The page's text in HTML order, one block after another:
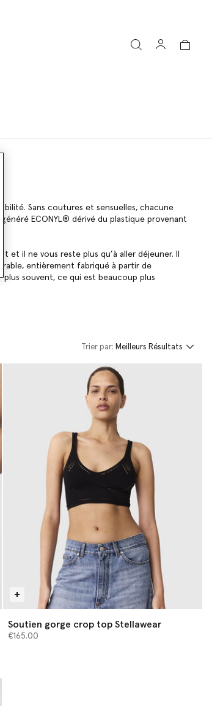
Sans coutures et sensuelles, chacune
ECONYL® dérivé du plastique provenant
et il ne vous reste plus qu’à aller déjeuner. Il
entièrement fabriqué à partir de
souvent, ce qui est beaucoup plus
Trier par: Meilleurs Résultats
Soutien gorge crop top Stellawear
€165.00